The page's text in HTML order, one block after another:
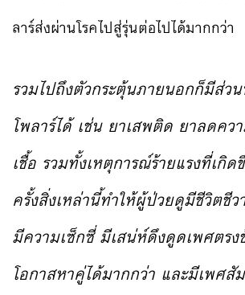
ลาร์ส่งผ่านโรคไปสู่รุ่นต่อไปได้มากกว่า
รวมไปถึงตัวกระตุ้นภายนอกก็มีส่วน
โพลาร์ได้ เช่น ยาเสพติด ยาลดคว
เชื้อ รวมทั้งเหตุการณ์ร้ายแรงที่เกิ
ครั้งสิ่งเหล่านี้ทำให้ผู้ป่วยดูมีชีวิตชี
มีความเซ็กซี่ มีเสน่ห์ดึงดูดเพศตร
โอกาสหาคู่ได้มากกว่า และมีเพศ